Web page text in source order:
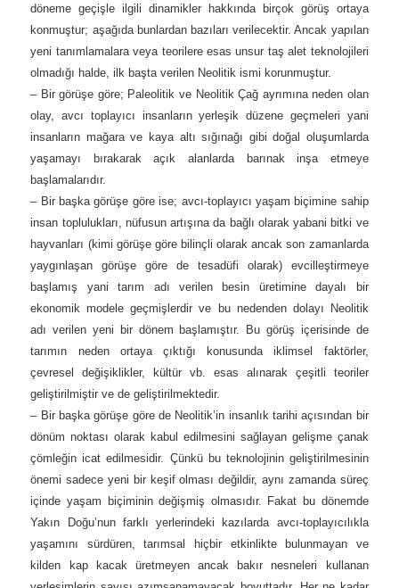
döneme geçişle ilgili dinamikler hakkında birçok görüş ortaya
konmuştur; aşağıda bunlardan bazıları verilecektir. Ancak yapılan
yeni tanımlamalara veya teorilere esas unsur taş alet teknolojileri
olmadığı halde, ilk başta verilen Neolitik ismi korunmuştur.
– Bir görüşe göre; Paleolitik ve Neolitik Çağ ayrımına neden olan
olay, avcı toplayıcı insanların yerleşik düzene geçmeleri yani
insanların mağara ve kaya altı sığınağı gibi doğal oluşumlarda
yaşamayı bırakarak açık alanlarda barınak inşa etmeye
başlamalarıdır.
– Bir başka görüşe göre ise; avcı-toplayıcı yaşam biçimine sahip
insan toplulukları, nüfusun artışına da bağlı olarak yabani bitki ve
hayvanları (kimi görüşe göre bilinçli olarak ancak son zamanlarda
yaygınlaşan görüşe göre de tesadüfi olarak) evcilleştirmeye
başlamış yani tarım adı verilen besin üretimine dayalı bir
ekonomik modele geçmişlerdir ve bu nedenden dolayı Neolitik
adı verilen yeni bir dönem başlamıştır. Bu görüş içerisinde de
tarımın neden ortaya çıktığı konusunda iklimsel faktörler,
çevresel değişiklikler, kültür vb. esas alınarak çeşitli teoriler
geliştirilmiştir ve de geliştirilmektedir.
– Bir başka görüşe göre de Neolitik’in insanlık tarihi açısından bir
dönüm noktası olarak kabul edilmesini sağlayan gelişme çanak
çömleğin icat edilmesidir. Çünkü bu teknolojinin geliştirilmesinin
önemi sadece yeni bir keşif olması değildir, aynı zamanda süreç
içinde yaşam biçiminin değişmiş olmasıdır. Fakat bu dönemde
Yakın Doğu’nun farklı yerlerindeki kazılarda avcı-toplayıcılıkla
yaşamını sürdüren, tarımsal hiçbir etkinlikte bulunmayan ve
kilden kap kacak üretmeyen ancak bakır nesneleri kullanan